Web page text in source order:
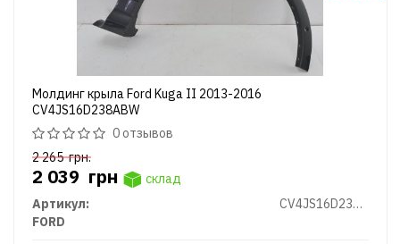
Молдинг крыла Ford Kuga II 2013-2016
CV4JS16D238ABW
0 отзывов
2 265грн.
2 039 грн
склад
Артикул:
CV4JS16D238ABW
FORD